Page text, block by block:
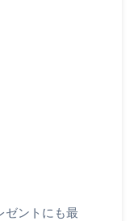
ゼントにも最